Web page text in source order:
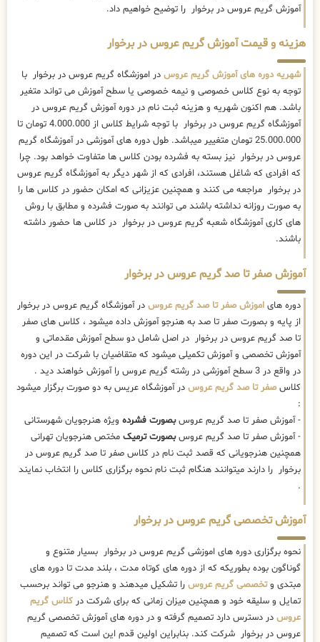
آموزش گریم عروس در برخوار را توضیح خواهیم داد.
هزینه و قیمت آموزش گریم عروس در برخوار
شهریه دوره های آموزش گریم عروس در اموزشگاه گریم عروس در برخوار با
توجه به نوع کلاس خصوصی و نیمه خصوصی یا سطح آموزش می تواند متغیر
باشد. هم اکنون شهریه و هزینه ثبت نام در دوره آموزش گریم عروس در
آموزشگاه گریم عروس در برخوار با توجه شرایط کلاس از 4.000.000 تومان تا
25.000.000 تومان متغییر میباشد. طول دوره های آموزشی در آموزشگاه گریم
عروس در برخوار نیز بسته به فشرده بودن کلاس ها متفاوت خواهد بود. چرا
که افرادی که شاغل هستند، افرادی که از شهر دیگر به آموزشگاه گریم عروس
در برخوار مراجعه می کنند و همچنین عزیزانی که امکان حضور در کلاس ها را
به صورت روزانه نداشته باشند می توانند به صورت فشرده و مطابق با روش
های کاری آموزشگاه شعبه گریم عروس در برخوار در کلاس ها حضور داشته
باشند.
آموزش صفر تا صد گریم عروس در برخوار
دوره های اموزش صفر تا صد گریم عروس در آموزشگاه گریم عروس در برخوار
از پایه و بصورت صفر تا صد به هنرجو آموزش داده میشود ، کلاس های صفر
تا صد گریم عروس در برخوار در اصل شامل دو سطح آموزش مقدماتی و
آموزش تخصصی و آموزش تکمیلی میشود که متقاضیان با شرکت در این دوره
در واقع در 3 سطح آموزشی در رشته گریم عروس را آموزش خواهند دید .
کلاسصفر تا صد گریم عروس در آموزشگاه عریس به دو صورت برگزار میشود
:
- آموزش صفر تا صد گریم عروسبصورت فشرده ویژه هنرجویان شهرستانی
- آموزش صفر تا صد گریم عروسبصورت ترمیک مختص هنرجویان تهرانی
همچنین هنرجویانی که قصد ثبت نام در کلاس صفر تا صد گریم عروس در
برخوار را دارند میتوانند هنگام ثبت نام نحوه برگزاری کلاس را انتخاب نمایند
.
آموزش تخصصی گریم عروس در برخوار
نحوه برگزاری دوره های اموزشی گریم عروس در برخوار بسیار متنوع و
گوناگون بوده بطوریکه که از دوره های کوتاه مدت ، بلند مدت تا دوره های
مبتدی وتخصصی گریم عروس را تشکیل میدهند و هنرجو می تواند برحسب
تمایل و سلیقه خود و همچنین میزان زمانی که برای شرکت در کلاس گریم
عروس در دسترس دارد تصمیم گرفته و در دوره های آموزش تخصصی گریم
عروس در برخوار شرکت کند. بنابراین اولین قدم این است که تصمیم